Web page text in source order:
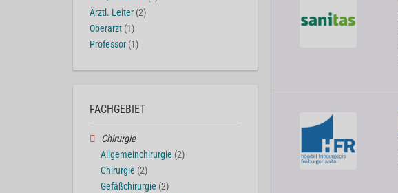
Ärztl. Leiter (2)
Oberarzt (1)
Professor (1)
FACHGEBIET
Chirurgie
Allgemeinchirurgie (2)
Chirurgie (2)
Gefäßchirurgie (2)